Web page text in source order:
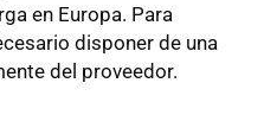
en Europa. Para
disponer de una
del proveedor.